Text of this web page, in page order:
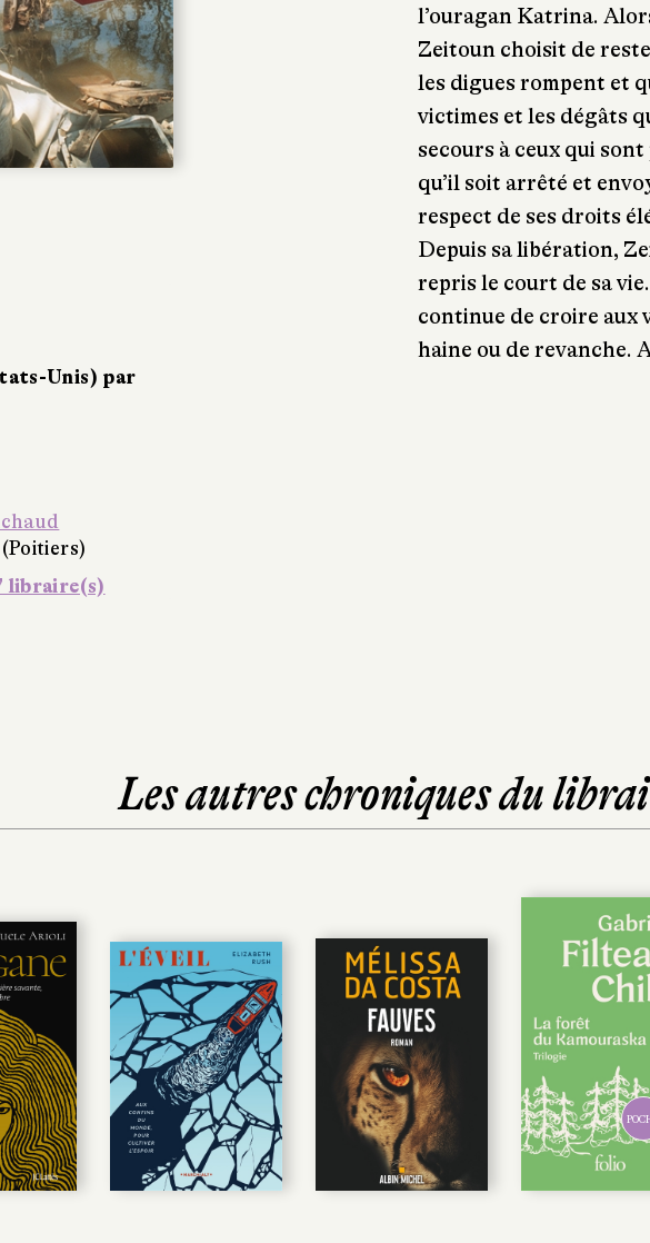
Unis) par
libraire(s)
l’ouragan Katrina.
Zeitoun choisit de
les digues rompent et
victimes et les dégâts
secours à ceux qui sont
qu’il soit arrêté et
respect de ses droits
Depuis sa libération,
repris le court de sa
continue de croire aux
haine ou de revanche.
Les autres chroniques du